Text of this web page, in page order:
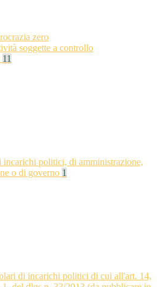
zero
soggette a controllo
11
incarichi politici, di amministrazione,
o di governo 1
di incarichi politici di cui all'art. 14,